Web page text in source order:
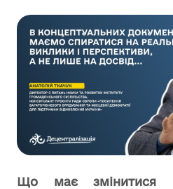
Що має змінитися в